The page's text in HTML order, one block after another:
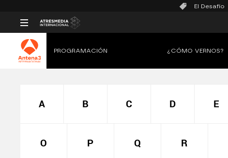
El Desafío
PROGRAMACIÓN ¿CÓMO VERNOS?
A B C D E
O P Q R